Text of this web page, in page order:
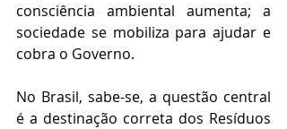
consciência ambiental aumenta; a
sociedade se mobiliza para ajudar e
cobra o Governo.
No Brasil, sabe-se, a questão central
é a destinação correta dos Resíduos